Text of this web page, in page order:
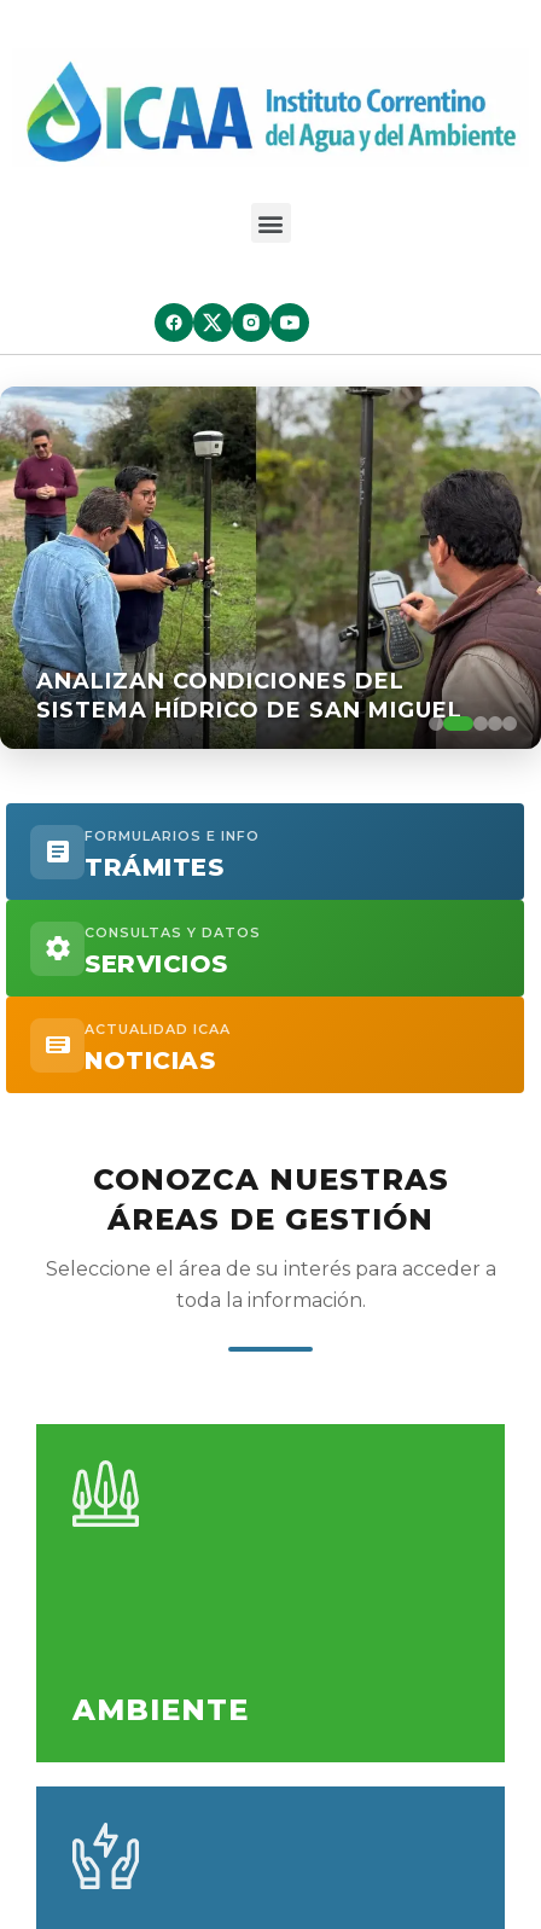
ANALIZAN CONDICIONES DEL
SISTEMA HÍDRICO DE SAN MIGUEL
FORMULARIOS E INFO
TRÁMITES
CONSULTAS Y DATOS
SERVICIOS
ACTUALIDAD ICAA
NOTICIAS
CONOZCA NUESTRAS
ÁREAS DE GESTIÓN
Seleccione el área de su interés para acceder a
toda la información.
AMBIENTE